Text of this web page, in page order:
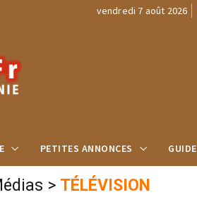
vendredi 7 août 2026
PETITES ANNONCES GUIDE
> TÉLÉVISION